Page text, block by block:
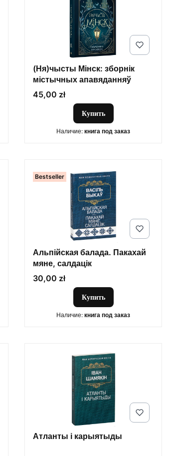
(Ня)чысты Мінск: зборнік
містычных апавяданняў
Цена
45,00 zł
Купить
Наличие: книга под заказ
Bestseller
Альпійская балада. Пакахай
мяне, салдацік
Цена
30,00 zł
Купить
Наличие: книга под заказ
Атланты і карыятыды